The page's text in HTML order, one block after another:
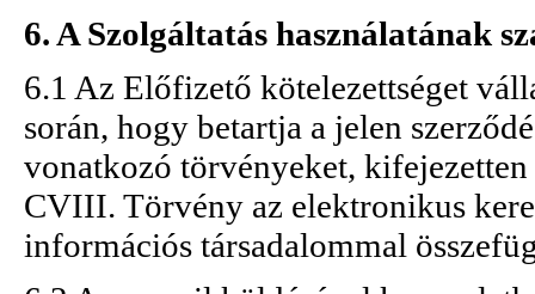
6. A Szolgáltatás használatának
6.1 Az Előfizető kötelezettséget
során, hogy betartja a jelen
vonatkozó törvényeket,
CVIII. Törvény az elektronikus
információs társadalommal